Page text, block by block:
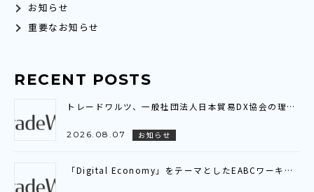
お知らせ
重要なお知らせ
RECENT POSTS
トレードワルツ、一般社団法人日本貿易DX協会の理事に就任～業界横断の連携を通じ、貿易DXの普及・標準化と社会実装を推進～
2026.08.07 お知らせ
「Digital Economy」をテーマとしたEABCワーキンググループ会議に参加いたしました～アジア全域を繋ぐ「デジタル貿易連携（DTC）」の現状と展望を共有～